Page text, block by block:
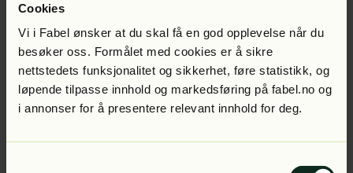
Cookies
Vi i Fabel ønsker at du skal få en god opplevelse når du
besøker oss. Formålet med cookies er å sikre
nettstedets funksjonalitet og sikkerhet, føre statistikk, og
løpende tilpasse innhold og markedsføring på fabel.no og
i annonser for å presentere relevant innhold for deg.